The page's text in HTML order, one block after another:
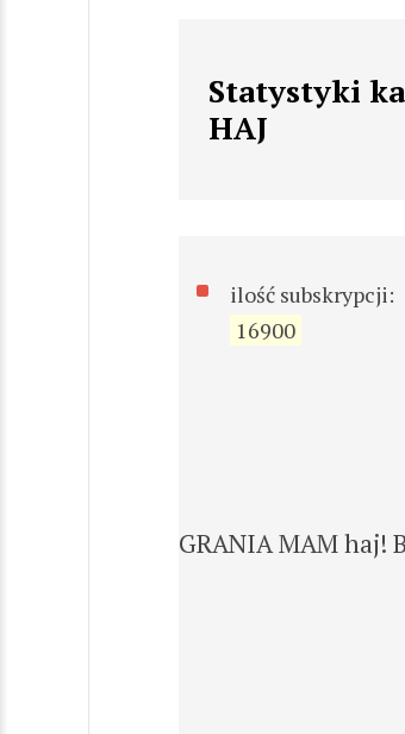
Statystyki
HAJ
ilość subskrypcji:
16900
GRANIA MAM haj!